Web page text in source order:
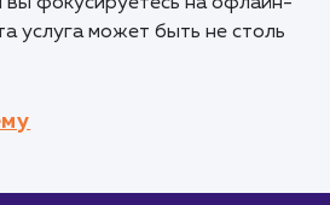
ребрендинг или
новый сайт
поможет вам